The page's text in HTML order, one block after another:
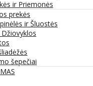
ir Priemonės
prekės
ir Šluostės
šepečiai